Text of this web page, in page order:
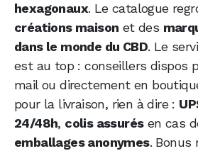
hexagonaux. Le catalogue
créations maison et des
dans le monde du CBD. Le
est au top : conseillers dispos
mail ou directement en
pour la livraison, rien à dire :
24/48h, colis assurésen cas
emballages anonymes. Bonus